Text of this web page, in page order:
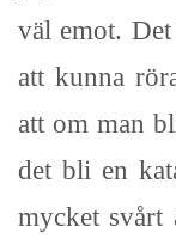
väl emot.
att kunna
att om man
det bli en
mycket svårt